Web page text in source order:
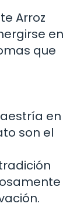
Arroz
en
que
en
son el